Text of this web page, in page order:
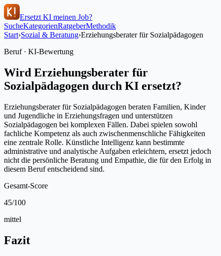
Ersetzt KI meinen Job?
SucheKategorienRatgeberMethodik
Start›Sozial & Beratung›Erziehungsberater für Sozialpädagogen
Beruf · KI-Bewertung
Wird Erziehungsberater für
Sozialpädagogen durch KI ersetzt?
Erziehungsberater für Sozialpädagogen beraten Familien, Kinder
und Jugendliche in Erziehungsfragen und unterstützen
Sozialpädagogen bei komplexen Fällen. Dabei spielen sowohl
fachliche Kompetenz als auch zwischenmenschliche Fähigkeiten
eine zentrale Rolle. Künstliche Intelligenz kann bestimmte
administrative und analytische Aufgaben erleichtern, ersetzt jedoch
nicht die persönliche Beratung und Empathie, die für den Erfolg in
diesem Beruf entscheidend sind.
Gesamt-Score
45/100
mittel
Fazit